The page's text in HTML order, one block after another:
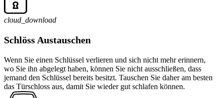
cloud_download
Schlöss Austauschen
Wenn Sie einen Schlüssel verlieren und sich nicht mehr erinnern,
wo Sie ihn abgelegt haben, können Sie nicht ausschließen, dass
jemand den Schlüssel bereits besitzt. Tauschen Sie daher am besten
das Türschloss aus, damit Sie wieder gut schlafen können.